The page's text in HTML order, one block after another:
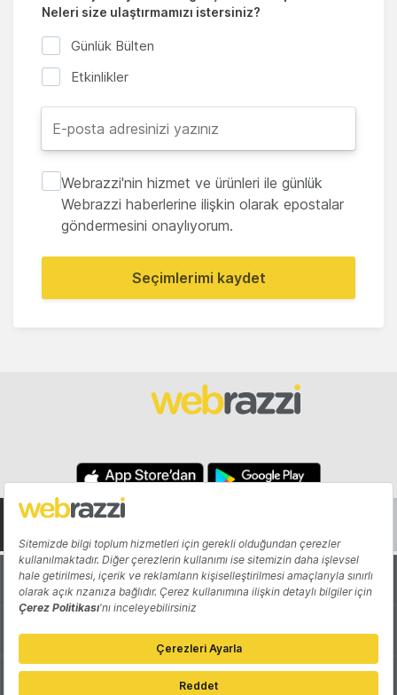
Neleri size ulaştırmamızı istersiniz?
Günlük Bülten
Etkinlikler
Webrazzi'nin hizmet ve ürünleri ile günlük
Webrazzi haberlerine ilişkin olarak epostalar
göndermesini onaylıyorum.
Seçimlerimi kaydet
Hakkında Yazarlar
Katkıda Bulun Reklam